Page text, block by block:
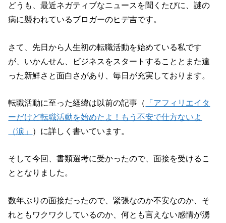
どうも、最近ネガティブなニュースを聞くたびに、謎の
病に襲われているブロガーのヒデ吉です。
さて、先日から人生初の転職活動を始めている私です
が、いかんせん、ビジネスをスタートすることとまた違
った新鮮さと面白さがあり、毎日が充実しております。
転職活動に至った経緯は以前の記事（
「アフィリエイタ
ーだけど転職活動を始めたよ！もう不安で仕方ないよ
（涙」 ）に詳しく書いています。
そして今回、書類選考に受かったので、面接を受けるこ
ととなりました。
数年ぶりの面接だったので、緊張なのか不安なのか、そ
れともワクワクしているのか、何とも言えない感情が湧